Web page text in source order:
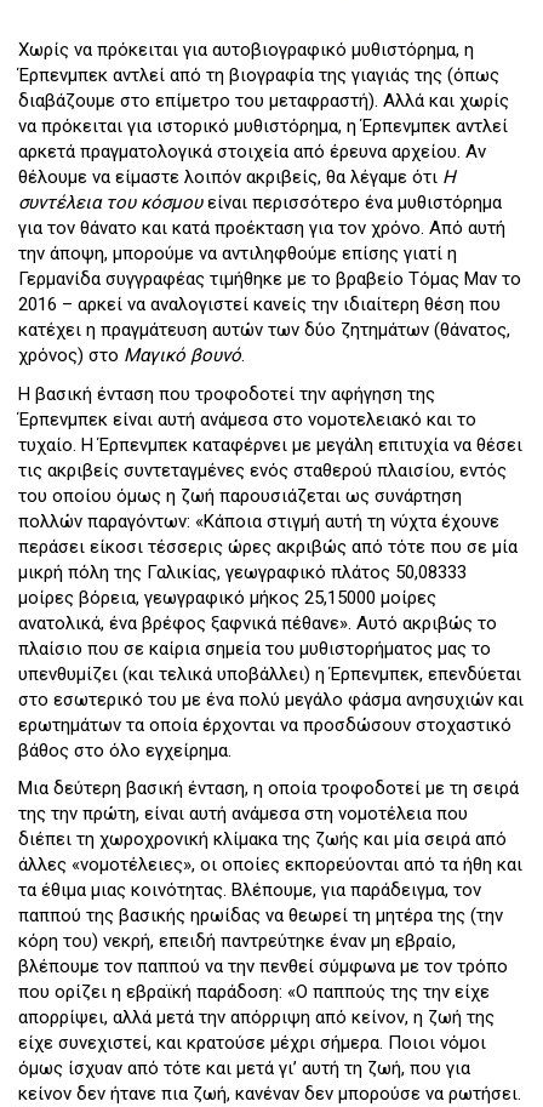
Χωρίς να πρόκειται για αυτοβιογραφικό μυθιστόρημα, η
Έρπενμπεκ αντλεί από τη βιογραφία της γιαγιάς της (όπως
διαβάζουμε στο επίμετρο του μεταφραστή). Αλλά και χωρίς
να πρόκειται για ιστορικό μυθιστόρημα, η Έρπενμπεκ αντλεί
αρκετά πραγματολογικά στοιχεία από έρευνα αρχείου. Αν
θέλουμε να είμαστε λοιπόν ακριβείς, θα λέγαμε ότι Η
συντέλεια του κόσμουείναι περισσότερο ένα μυθιστόρημα
για τον θάνατο και κατά προέκταση για τον χρόνο. Από αυτή
την άποψη, μπορούμε να αντιληφθούμε επίσης γιατί η
Γερμανίδα συγγραφέας τιμήθηκε με το βραβείο Τόμας Μαν το
2016 – αρκεί να αναλογιστεί κανείς την ιδιαίτερη θέση που
κατέχει η πραγμάτευση αυτών των δύο ζητημάτων (θάνατος,
χρόνος) στο Μαγικό βουνό.
Η βασική ένταση που τροφοδοτεί την αφήγηση της
Έρπενμπεκ είναι αυτή ανάμεσα στο νομοτελειακό και το
τυχαίο. Η Έρπενμπεκ καταφέρνει με μεγάλη επιτυχία να θέσει
τις ακριβείς συντεταγμένες ενός σταθερού πλαισίου, εντός
του οποίου όμως η ζωή παρουσιάζεται ως συνάρτηση
πολλών παραγόντων: «Κάποια στιγμή αυτή τη νύχτα έχουνε
περάσει είκοσι τέσσερις ώρες ακριβώς από τότε που σε μία
μικρή πόλη της Γαλικίας, γεωγραφικό πλάτος 50,08333
μοίρες βόρεια, γεωγραφικό μήκος 25,15000 μοίρες
ανατολικά, ένα βρέφος ξαφνικά πέθανε». Αυτό ακριβώς το
πλαίσιο που σε καίρια σημεία του μυθιστορήματος μας το
υπενθυμίζει (και τελικά υποβάλλει) η Έρπενμπεκ, επενδύεται
στο εσωτερικό του με ένα πολύ μεγάλο φάσμα ανησυχιών και
ερωτημάτων τα οποία έρχονται να προσδώσουν στοχαστικό
βάθος στο όλο εγχείρημα.
Μια δεύτερη βασική ένταση, η οποία τροφοδοτεί με τη σειρά
της την πρώτη, είναι αυτή ανάμεσα στη νομοτέλεια που
διέπει τη χωροχρονική κλίμακα της ζωής και μία σειρά από
άλλες «νομοτέλειες», οι οποίες εκπορεύονται από τα ήθη και
τα έθιμα μιας κοινότητας. Βλέπουμε, για παράδειγμα, τον
παππού της βασικής ηρωίδας να θεωρεί τη μητέρα της (την
κόρη του) νεκρή, επειδή παντρεύτηκε έναν μη εβραίο,
βλέπουμε τον παππού να την πενθεί σύμφωνα με τον τρόπο
που ορίζει η εβραϊκή παράδοση: «Ο παππούς της την είχε
απορρίψει, αλλά μετά την απόρριψη από κείνον, η ζωή της
είχε συνεχιστεί, και κρατούσε μέχρι σήμερα. Ποιοι νόμοι
όμως ίσχυαν από τότε και μετά γι’ αυτή τη ζωή, που για
κείνον δεν ήτανε πια ζωή, κανέναν δεν μπορούσε να ρωτήσει.